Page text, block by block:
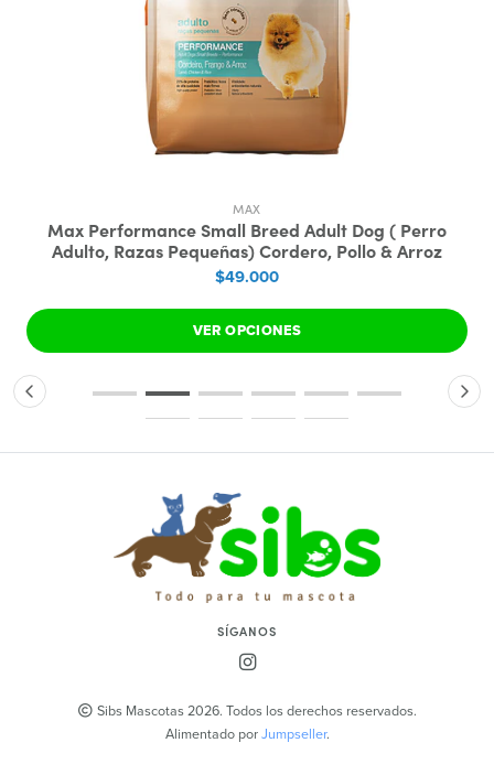
MAX
Max Performance Small Breed Adult Dog ( Perro
Adulto, Razas Pequeñas) Cordero, Pollo & Arroz
$49.000
VER OPCIONES
SÍGANOS
Sibs Mascotas 2026. Todos los derechos reservados.
Alimentado porJumpseller.